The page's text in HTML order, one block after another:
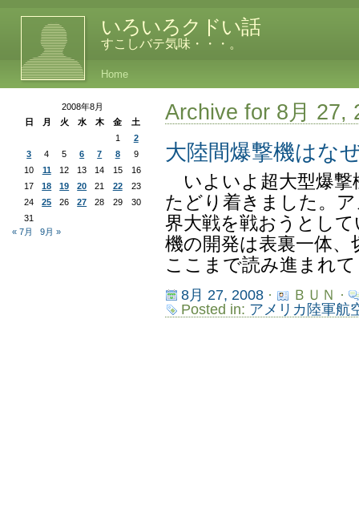
いろいろクドい話
すこしバテ気味・・・。
Home
Archive for 8月 27,
大陸間爆撃機はな
いよいよ超大型爆撃
たどり着きました。
界大戦を戦おうとし
機の開発は表裏一体
ここまで読み進まれ
8月 27, 2008·
ＢＵＮ ·
Posted in: アメリカ陸軍航
2008年8月
日
月 火 水 木 金
土
1
2
3
4 5 6 7 8
9
10
11 12 13 14 15
16
17
18 19 20 21 22
23
24
25 26 27 28 29
30
31
« 7月
9月 »